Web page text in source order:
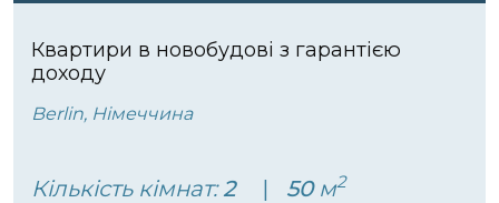
Квартири в новобудові з гарантією
доходу
Berlin, Німеччина
Кількість кімнат:2 50м2